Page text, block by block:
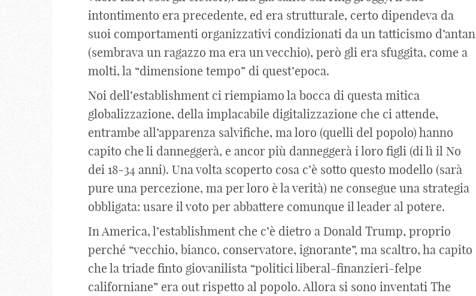
intontimento era precedente, ed era strutturale, certo dipendeva da
suoi comportamenti organizzativi condizionati da un tatticismo d’antan
(sembrava un ragazzo ma era un vecchio), però gli era sfuggita, come a
molti, la “dimensione tempo” di quest’epoca.
Noi dell’establishment ci riempiamo la bocca di questa mitica
globalizzazione, della implacabile digitalizzazione che ci attende,
entrambe all’apparenza salvifiche, ma loro (quelli del popolo) hanno
capito che li danneggerà, e ancor più danneggerà i loro figli (di lì il No
dei 18-34 anni). Una volta scoperto cosa c’è sotto questo modello (sarà
pure una percezione, ma per loro è la verità) ne consegue una strategia
obbligata: usare il voto per abbattere comunque il leader al potere.
In America, l’establishment che c’è dietro a Donald Trump, proprio
perché “vecchio, bianco, conservatore, ignorante”, ma scaltro, ha capito
che la triade finto giovanilista “politici liberal-finanzieri-felpe
californiane” era out rispetto al popolo. Allora si sono inventati The